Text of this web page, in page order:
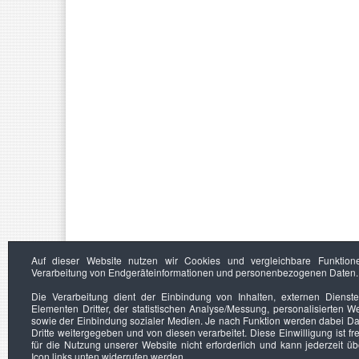
Auf dieser Website nutzen wir Cookies und vergleichbare
Verarbeitung von Endgeräteinformationen und personenbezogenen Daten.
Die Verarbeitung dient der Einbindung von Inhalten, externen
Elementen Dritter, der statistischen Analyse/Messung, personalisierten
sowie der Einbindung sozialer Medien. Je nach Funktion werden dabei
Dritte weitergegeben und von diesen verarbeitet. Diese Einwilligung ist
für die Nutzung unserer Website nicht erforderlich und kann jederzeit
Icon links unten widerrufen werden.